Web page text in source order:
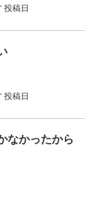
投稿日
投稿日
なかったから